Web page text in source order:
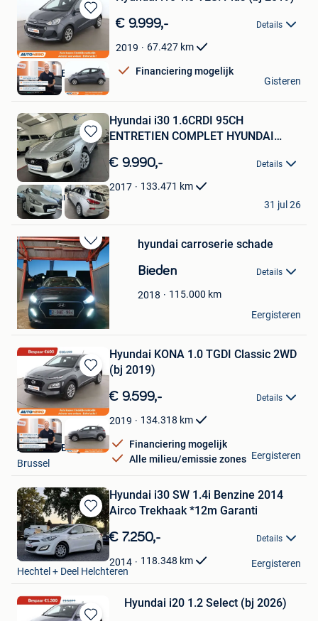
Bewaren
in
Favorieten
€ 9.999,- Details
2019 67.427 km
Financiering mogelijk
Autohero België
Brussel
Gisteren
Bewaren
in
Mijn
Favorieten
Hyundai i30 1.6CRDI 95CH
ENTRETIEN COMPLET HYUNDAI
€ 9.990,- Details
2017 133.471 km
Europe Cars Trading
Aalbeke
31 jul 26
Bewaren
in
Mijn
Favorieten
hyundai carroserie schade
Bieden Details
2018 115.000 km
Mohammed Abbas
As
Eergisteren
Bewaren
in
Mijn
Favorieten
Hyundai KONA 1.0 TGDI Classic 2WD
(bj 2019)
€ 9.599,- Details
2019 134.318 km
Financiering mogelijk
Alle milieu/emissie zones
Autohero België
Brussel
Eergisteren
Bewaren
in
Mijn
Favorieten
Hyundai i30 SW 1.4i Benzine 2014
Airco Trekhaak *12m Garanti
€ 7.250,- Details
2014 118.348 km
Auto's I&M
Hechtel + Deel Helchteren
Eergisteren
Hyundai i20 1.2 Select (bj 2026)